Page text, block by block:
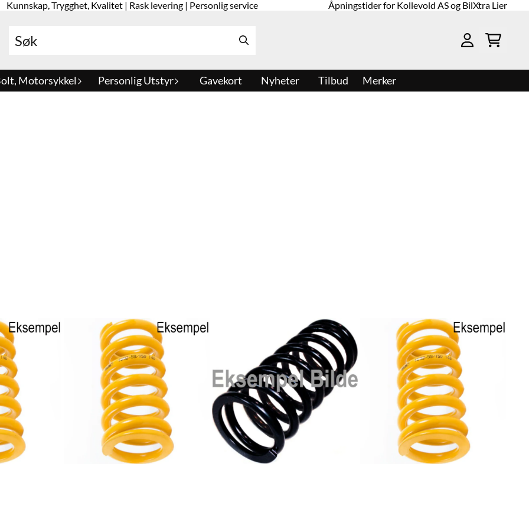
Kunnskap, Trygghet, Kvalitet | Rask levering | Personlig service Åpningstider for Kollevold AS og BilXtra Lier
Motorsykkel Personlig Utstyr Gavekort Nyheter Tilbud Merker